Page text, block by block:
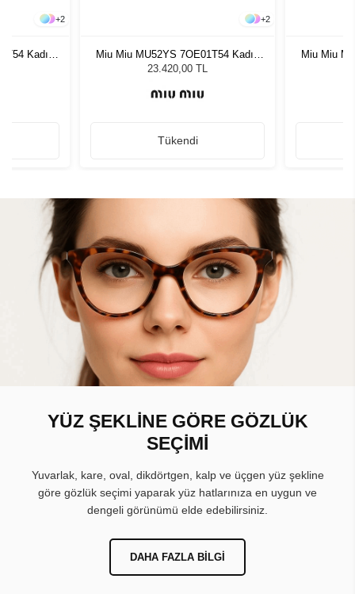
+2
Kadın
+2
Miu Miu MU52YS 7OE01T54 Kadın
Güneş Gözlüğü
23.420,00 TL
Tükendi
Miu Miu
YÜZ ŞEKLİNE GÖRE GÖZLÜK
SEÇİMİ
Yuvarlak, kare, oval, dikdörtgen, kalp ve üçgen yüz şekline
göre gözlük seçimi yaparak yüz hatlarınıza en uygun ve
dengeli görünümü elde edebilirsiniz.
DAHA FAZLA BILGI